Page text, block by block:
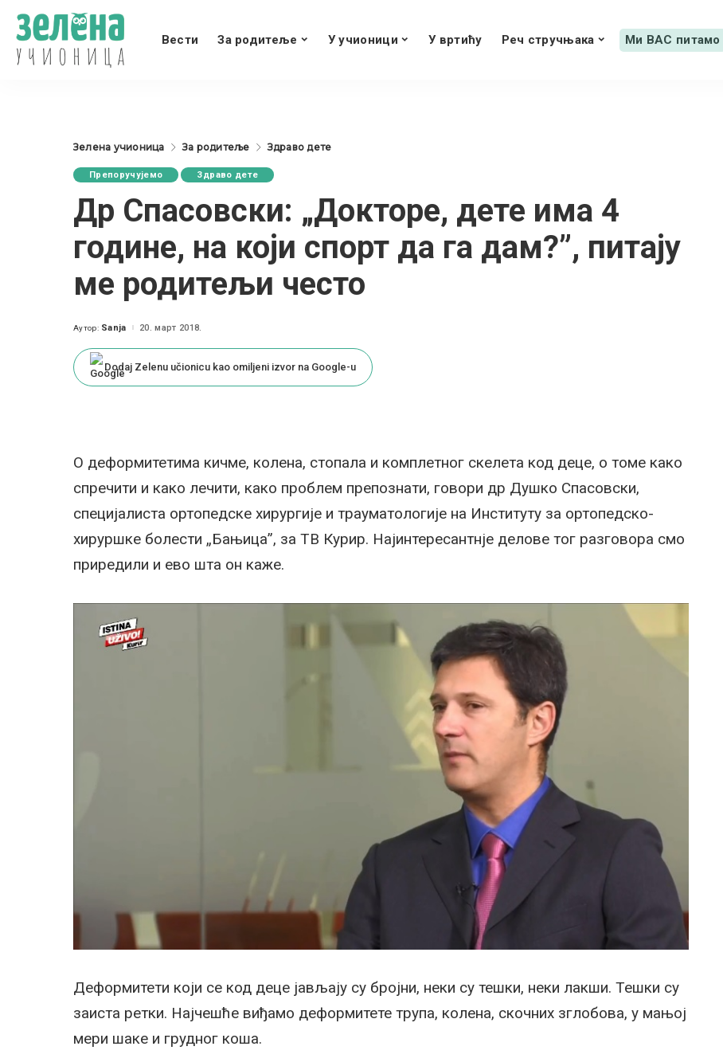
Вести За родитеље У учионици У вртићу Реч стручњака Ми ВАС питамо
Зелена учионица За родитеље Здраво дете
Препоручујемо Здраво дете
Др Спасовски: „Докторе, дете има 4
године, на који спорт да га дам?”, питају
ме родитељи често
Posted
Аутор: Sanja 20. март 2018.
Dodaj Zelenu učionicu kao omiljeni izvor na Google-u
О деформитетима кичме, колена, стопала и комплетног скелета код деце, о томе како
спречити и како лечити, како проблем препознати, говори др Душко Спасовски,
специјалиста ортопедске хирургије и трауматологије на Институту за ортопедско-
хируршке болести „Бањица”, за ТВ Курир. Најинтересантнје делове тог разговора смо
приредили и ево шта он каже.
Деформитети који се код деце јављају су бројни, неки су тешки, неки лакши. Тешки су
заиста ретки. Најчешће виђамо деформитете трупа, колена, скочних зглобова, у мањој
мери шаке и грудног коша.